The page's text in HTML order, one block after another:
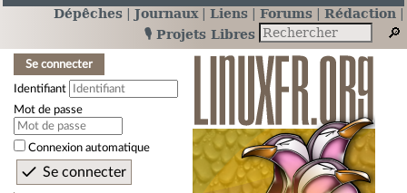
Dépêches Journaux Liens Forums
Rédaction
🎙️ Projets Libres
Se connecter
Identifiant
Mot de passe
Connexion automatique